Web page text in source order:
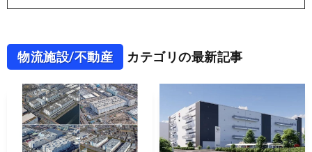
物流施設/不動産 カテゴリの最新記事